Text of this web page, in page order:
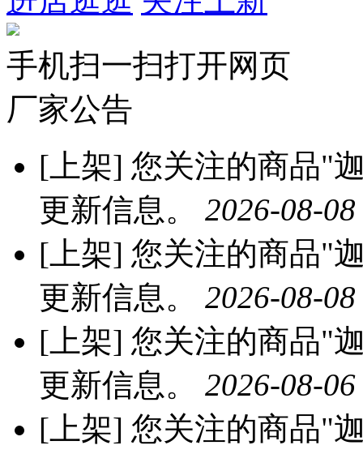
手机扫一扫打开网页
厂家公告
[上架] 您关注的商品"
更新信息。 2026-08-
[上架] 您关注的商品"
更新信息。 2026-08-
[上架] 您关注的商品"
更新信息。 2026-08-
[上架] 您关注的商品"